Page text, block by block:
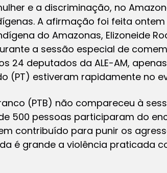
e a discriminação, no
A afirmação foi feita
do Amazonas, Elizoneide
a sessão especial de
24 deputados da ALE-AM,
(PT) estiveram rapidamente no
(PTB) não compareceu à
500 pessoas participaram do
contribuído para punir os
é grande a violência praticada